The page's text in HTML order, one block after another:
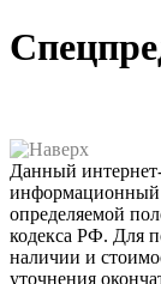
Данный
информационный
определяемой
кодекса РФ. Для
наличии и
уточнения